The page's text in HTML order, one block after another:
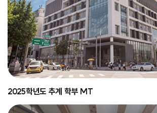
2025학년도 추계 학부 MT